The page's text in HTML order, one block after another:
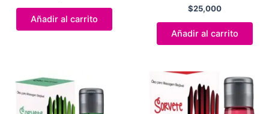
Añadir al carrito
$25,000
Añadir al carrito